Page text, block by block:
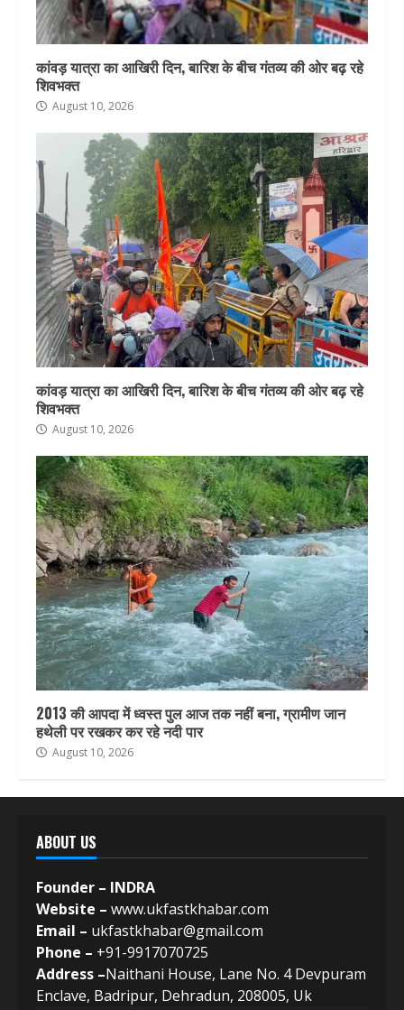
कांवड़ यात्रा का आखिरी दिन, बारिश के बीच गंतव्य की ओर बढ़ रहे
शिवभक्त
August 10, 2026
कांवड़ यात्रा का आखिरी दिन, बारिश के बीच गंतव्य की ओर बढ़ रहे
शिवभक्त
August 10, 2026
2013 की आपदा में ध्वस्त पुल आज तक नहीं बना, ग्रामीण जान
हथेली पर रखकर कर रहे नदी पार
August 10, 2026
ABOUT US
Founder – INDRA
Website – www.ukfastkhabar.com
Email – ukfastkhabar@gmail.com
Phone – +91-9917070725
Address –Naithani House, Lane No. 4 Devpuram
Enclave, Badripur, Dehradun, 208005, Uk